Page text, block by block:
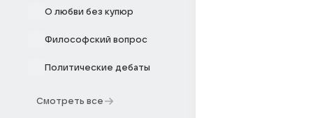
О любви без купюр
Философский вопрос
Политические дебаты
Смотреть все